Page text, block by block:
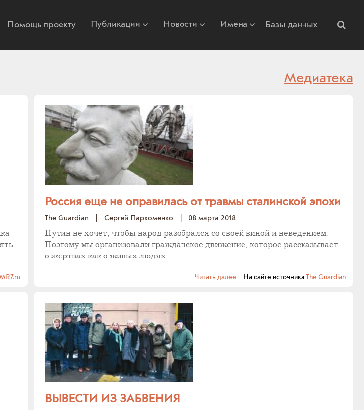
Помощь проекту Публикации Новости Имена Базы данных
Медиатека
MR7.ru
Россия еще не оправилась от травмы сталинской эпохи
The Guardian Сергей Пархоменко
08 марта 2018
Путин не хочет, чтобы народ разобрался со своей виной и неведением.
Поэтому мы организовали гражданское движение, которое рассказывает
о жертвах как о живых людях.
Читать далее На сайте источника The Guardian
ВЫВЕСТИ ИЗ ЗАБВЕНИЯ